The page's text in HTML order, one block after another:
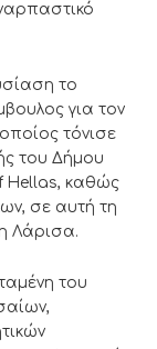
το
για τον
τόνισε
του Δήμου
Hellas, καθώς
σε αυτή τη
Λάρισα.
του